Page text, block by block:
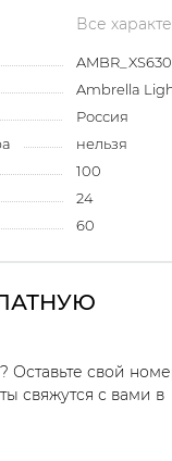
Все
Ambrella
Россия
нельзя
100
24
60
Оставьте свой
свяжутся с вами в